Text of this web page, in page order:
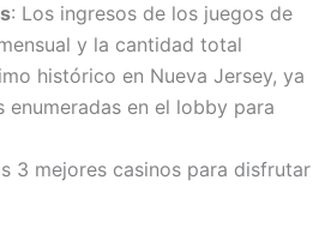
: Los ingresos de los juegos de
y la cantidad total
histórico en Nueva Jersey, ya
en el lobby para
3 mejores casinos para disfrutar